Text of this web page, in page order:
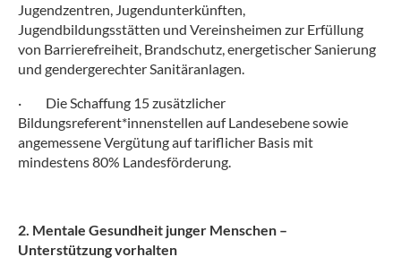
Jugendzentren, Jugendunterkünften,
Jugendbildungsstätten und Vereinsheimen zur Erfüllung
von Barrierefreiheit, Brandschutz, energetischer Sanierung
und gendergerechter Sanitäranlagen.
· Die Schaffung 15 zusätzlicher
Bildungsreferent*innenstellen auf Landesebene sowie
angemessene Vergütung auf tariflicher Basis mit
mindestens 80% Landesförderung.
2. Mentale Gesundheit junger Menschen –
Unterstützung vorhalten